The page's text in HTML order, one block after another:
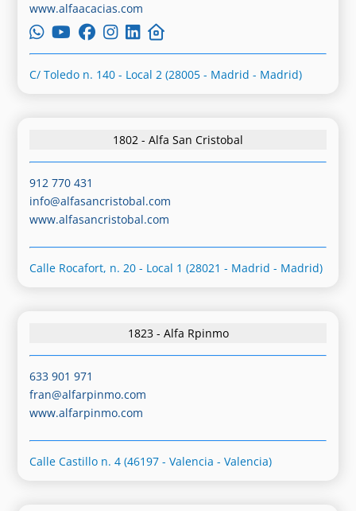
www.alfaacacias.com
C/ Toledo n. 140 - Local 2 (28005 - Madrid - Madrid)
1802 - Alfa San Cristobal
912 770 431
info@alfasancristobal.com
www.alfasancristobal.com
Calle Rocafort, n. 20 - Local 1 (28021 - Madrid - Madrid)
1823 - Alfa Rpinmo
633 901 971
fran@alfarpinmo.com
www.alfarpinmo.com
Calle Castillo n. 4 (46197 - Valencia - Valencia)